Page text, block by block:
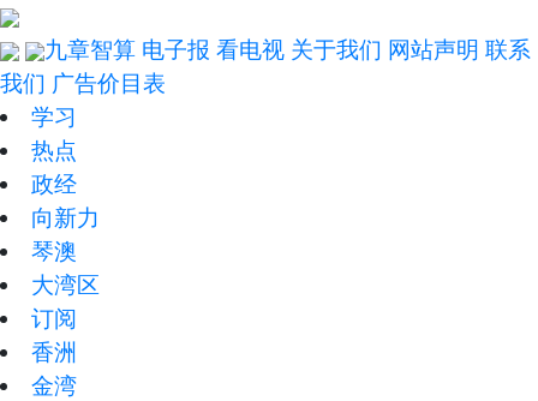
九章智算 电子报 看电视 关于我们 网站声明 联系
我们 广告价目表
学习
热点
政经
向新力
琴澳
大湾区
订阅
香洲
金湾